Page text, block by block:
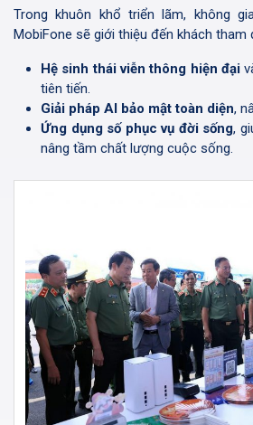
Trong khuôn khổ triển lãm, không
MobiFone sẽ giới thiệu đến khách tham
Hệ sinh thái viễn thông hiện đại
tiên tiến.
Giải pháp AI bảo mật toàn diện,
Ứng dụng số phục vụ đời sống,
nâng tầm chất lượng cuộc sống.